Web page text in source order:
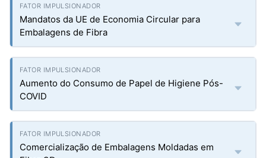
Mandatos da UE de Economia Circular para
Embalagens de Fibra
Aumento do Consumo de Papel de Higiene Pós-
COVID
Comercialização de Embalagens Moldadas em